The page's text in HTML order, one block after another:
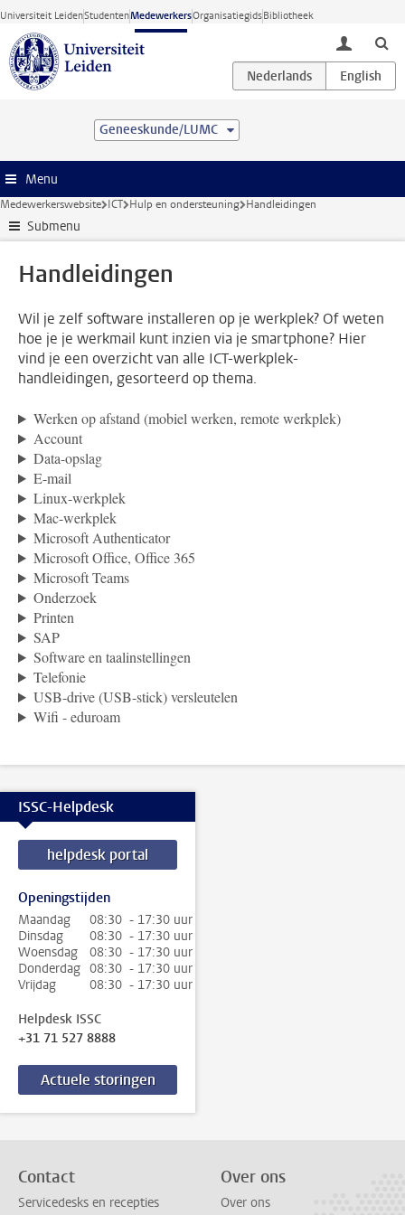
Ga direct naar de inhoud
Universiteit LeidenStudentenMedewerkersOrganisatiegidsBibliotheek
toggle
Geneeskunde/LUMC
Menu
Medewerkerswebsite ICT Hulp en ondersteuning Handleidingen
Submenu
Handleidingen
Wil je zelf software installeren op je werkplek? Of weten
hoe je je werkmail kunt inzien via je smartphone? Hier
vind je een overzicht van alle ICT-werkplek-
handleidingen, gesorteerd op thema.
Werken op afstand (mobiel werken, remote werkplek)
Account
Data-opslag
E-mail
Linux-werkplek
Mac-werkplek
Microsoft Authenticator
Microsoft Office, Office 365
Microsoft Teams
Onderzoek
Printen
SAP
Software en taalinstellingen
Telefonie
USB-drive (USB-stick) versleutelen
Wifi - eduroam
ISSC-Helpdesk
helpdesk portal
Openingstijden
Maandag
08:30 - 17:30 uur
Dinsdag
08:30 - 17:30 uur
Woensdag
08:30 - 17:30 uur
Donderdag 08:30 - 17:30 uur
Vrijdag
08:30 - 17:30 uur
Helpdesk ISSC
+31 71 527 8888
Actuele storingen
Contact
Servicedesks en recepties
Over ons
Over ons